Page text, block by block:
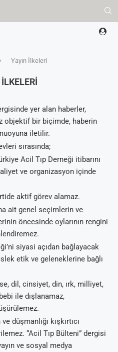
Yayın İlkeleri
yer alan haberler,
objektif bir biçimde, haberin
iletilir.
sırasında;
Acil Tıp Derneği itibarını
ve organizasyon içinde
aktif görev alamaz.
ait genel seçimlerin ve
öncesinde oylarının rengini
siyasi açıdan bağlayacak
etik ve geleneklerine bağlı
dil, cinsiyet, din, ırk, milliyet,
ile dışlanamaz,
düşmanlığı kışkırtıcı
“Acil Tıp Bülteni” dergisi
ve sosyal medya